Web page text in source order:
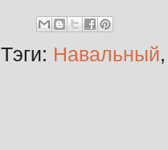
Тэги: Навальный